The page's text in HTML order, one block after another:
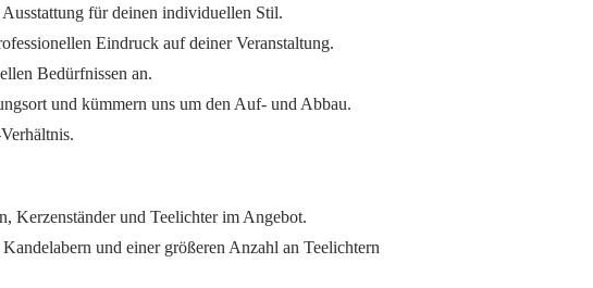
für deinen individuellen Stil.
Eindruck auf deiner Veranstaltung.
Bedürfnissen an.
und kümmern uns um den Auf- und Abbau.
Kerzenständer und Teelichter im Angebot.
und einer größeren Anzahl an Teelichtern